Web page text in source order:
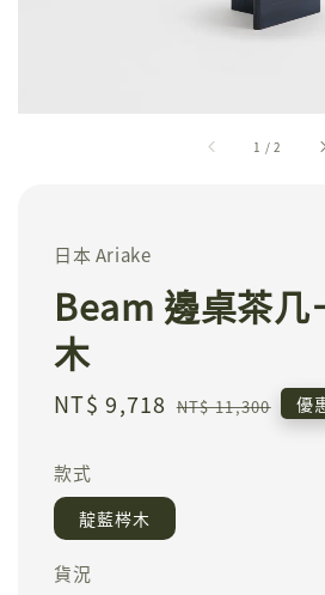
1 /2
日本 Ariake
Beam 邊桌茶几
木
Sale
NT$ 9,718 Regular
NT$ 11,300 優
款式
靛藍梣木
貨況